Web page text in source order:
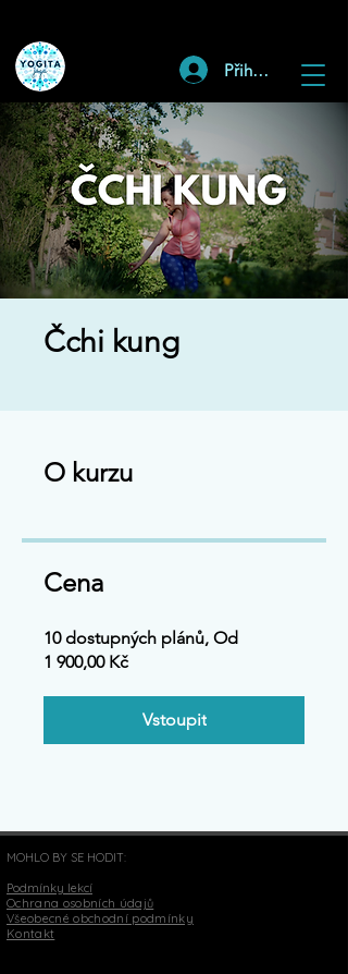
Přihlásit
Čchi kung
O kurzu
Cena
10 dostupných plánů, Od
1 900,00 Kč
Vstoupit
MOHLO BY SE HODIT:
Podmínky lekcí
Ochrana osobních údajů
Všeobecné obchodní podmínky
Kontakt